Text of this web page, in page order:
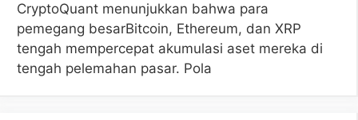
CryptoQuant menunjukkan bahwa para
pemegang besarBitcoin, Ethereum, dan XRP
tengah mempercepat akumulasi aset mereka di
tengah pelemahan pasar. Pola